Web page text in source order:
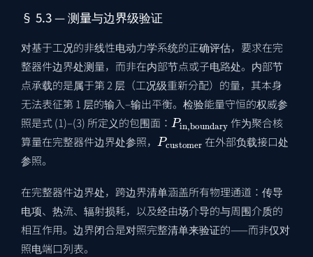
§ 5.3 — 测量与边界级验证
对基于工况的非线性电动力学系统的正确评估，要求在完
整器件边界处测量，而非在内部节点或子电路处。内部节
点承载的是属于第 2 层（工况级重新分配）的量，其本身
无法表征第 1 层的输入–输出平衡。检验能量守恒的权威参
照是式 (1)–(3) 所定义的包围面：
P in,boundary
作为聚合核
算量在完整器件边界处参照，
P customer
在外部负载接口处
参照。
在完整器件边界处，跨边界清单涵盖所有物理通道：传导
电项、热流、辐射损耗，以及经由场介导的与周围介质的
相互作用。边界闭合是对照完整清单来验证的——而非仅对
照电端口列表。